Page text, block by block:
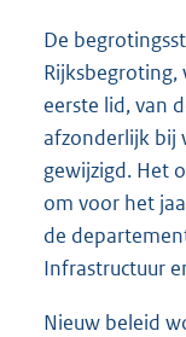
De
eerste lid, van
afzonderlijk bij
gewijzigd. Het
om voor het
de
Infrastructuur
Nieuw beleid